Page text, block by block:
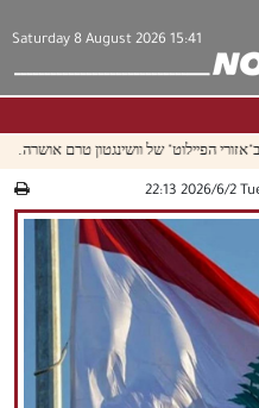
Saturday 8 August 2026 15:41
הפיילוט" של וושינגטון טרם אושרה.